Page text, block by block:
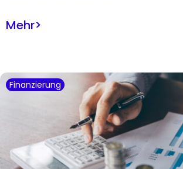
Mehr>
Finanzierung